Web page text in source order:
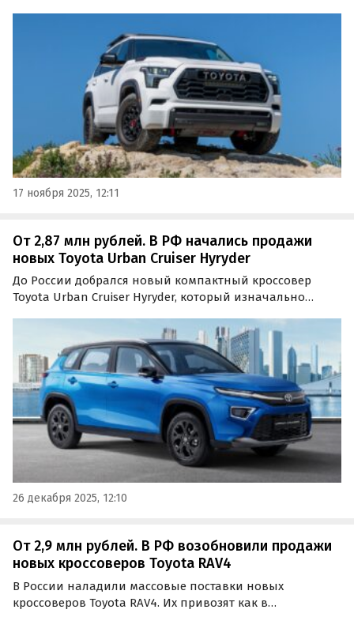
долговечных в мире.
17 ноября 2025, 12:11
От 2,87 млн рублей. В РФ начались продажи
новых Toyota Urban Cruiser Hyryder
До России добрался новый компактный кроссовер
Toyota Urban Cruiser Hyryder, который изначально
26 декабря 2025, 12:10
От 2,9 млн рублей. В РФ возобновили продажи
новых кроссоверов Toyota RAV4
В России наладили массовые поставки новых
кроссоверов Toyota RAV4. Их привозят как в